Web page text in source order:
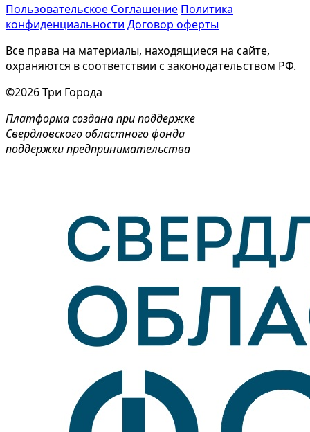
Пользовательское Соглашение Политика
конфиденциальности Договор оферты
Все права на материалы, находящиеся на сайте,
охраняются в соответствии с законодательством РФ.
©2026 Три Города
Платформа создана при поддержке
Свердловского областного фонда
поддержки предпринимательства